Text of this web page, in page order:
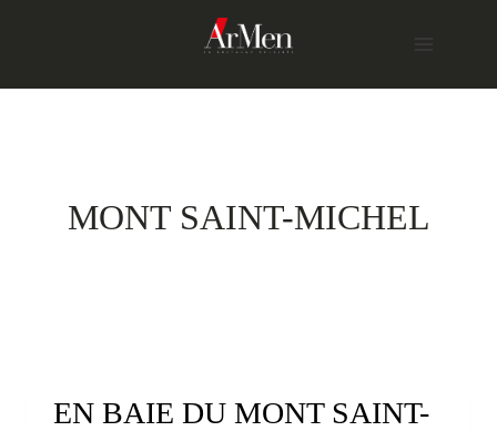
MONT SAINT-MICHEL
EN BAIE DU MONT SAINT-